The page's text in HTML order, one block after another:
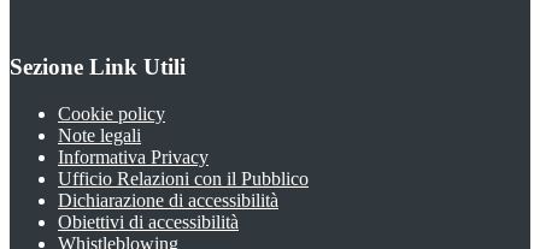
Sezione Link Utili
Cookie policy
Note legali
Informativa Privacy
Ufficio Relazioni con il Pubblico
Dichiarazione di accessibilità
Obiettivi di accessibilità
Whistleblowing